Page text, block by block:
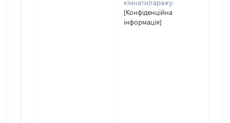
кімнати/гаражу:
[Конфіденційна
інформація]